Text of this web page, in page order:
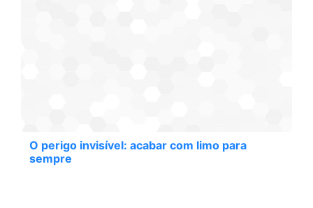
O perigo invisível: acabar com limo para
sempre